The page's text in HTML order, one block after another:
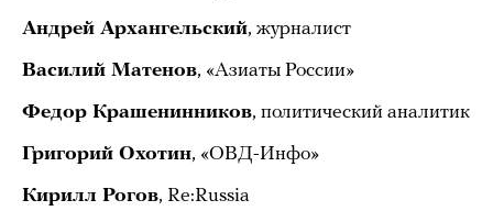
Андрей Архангельский, журналист
Василий Матенов, «Азиаты России»
Федор Крашенинников, политический аналитик
Григорий Охотин, «ОВД-Инфо»
Кирилл Рогов, Re:Russia